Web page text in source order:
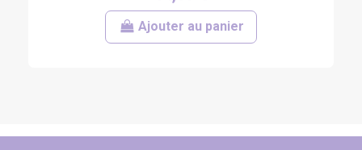
Ajouter au panier